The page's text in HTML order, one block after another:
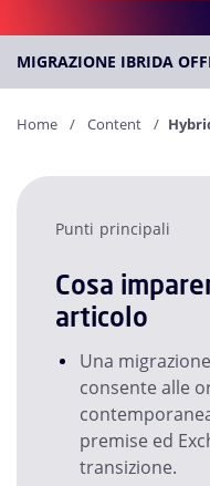
MIGRAZIONE IBRIDA
Home Content
Punti principali
Cosa
articolo
Una
consente alle
premise ed
transizione.